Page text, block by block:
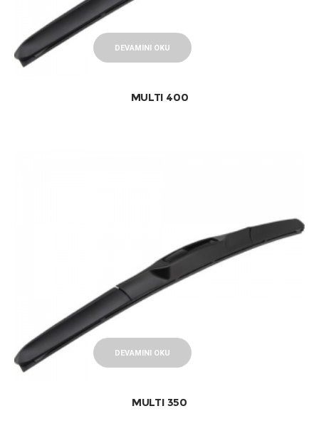
DEVAMINI OKU
MULTI 400
DEVAMINI OKU
MULTI 350